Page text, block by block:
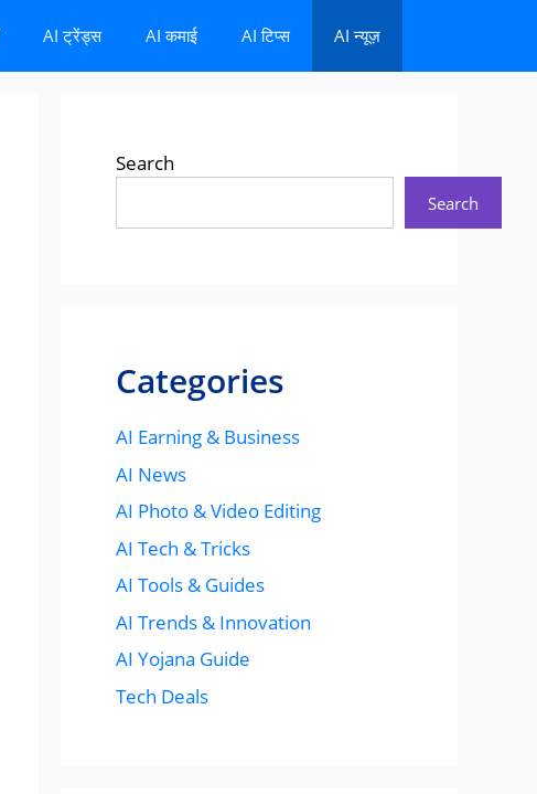
AI ट्रेंड्स AI कमाई AI टिप्स AI न्यूज़
Search
Search
Categories
AI Earning & Business
AI News
AI Photo & Video Editing
AI Tech & Tricks
AI Tools & Guides
AI Trends & Innovation
AI Yojana Guide
Tech Deals